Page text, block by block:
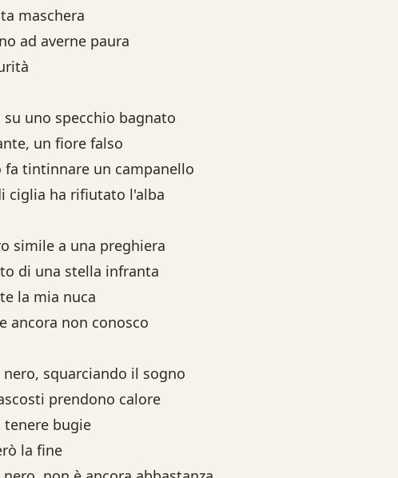
maschera
ad averne paura
uno specchio bagnato
un fiore falso
tintinnare un campanello
ciglia ha rifiutato l'alba
simile a una preghiera
di una stella infranta
la mia nuca
ancora non conosco
nero, squarciando il sogno
prendono calore
tenere bugie
la fine